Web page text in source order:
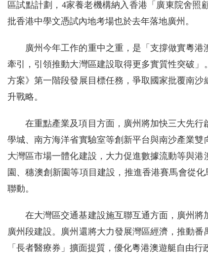
區試點計劃，4家養老機構納入香港「廣東院舍
批香港中學文憑試內地考場也於去年落地廣州。
廣州今年工作的重中之重，是「支撐做實粵
牽引，引領推動大灣區建設取得更多實質性突破
方案》第一階段發展目標任務，爭取國家批覆南
升戰略。
在重點產業及項目方面，廣州將加快三大先
學城、南方海洋省實驗室等創新平台與南沙產業
大灣區市場一體化建設，大力促進數據流動等與
園、穗澳創新園等項目建設，推進香港賽馬會從
聯動。
在大灣區交通基建設施互聯互通方面，廣州
廣州段建設。廣州還將大力發展灣區經濟，推動
「長者醫療券」擴面提質，優化粵港澳遊艇自由